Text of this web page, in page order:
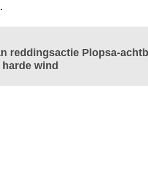
reddingsactie Plopsa-
wind